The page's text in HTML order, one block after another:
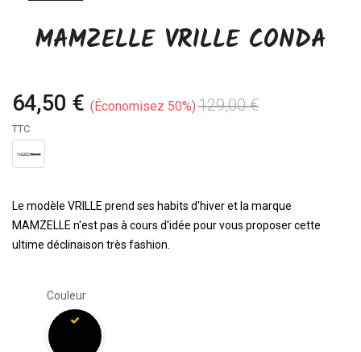
MAMZELLE VRILLE CONDA
64,50 € Économisez 50% 129,00 €
TTC
Le modèle VRILLE prend ses habits d'hiver et la marque
MAMZELLE n'est pas à cours d'idée pour vous proposer cette
ultime déclinaison très fashion.
Couleur